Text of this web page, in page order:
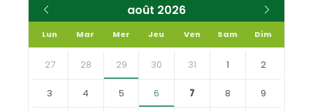
août 2026
précédent
Lun Mar Mer Jeu Ven Sam Dim
Skip
calendar
27 28 29 30 31 1 2
3 4 5 6 7 8 9